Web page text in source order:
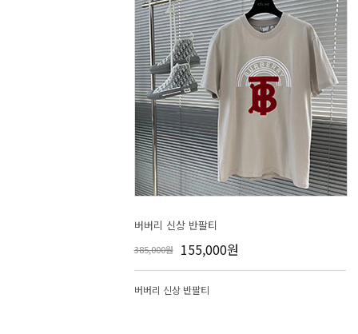
버버리 신상 반팔티
385,000원 155,000원
버버리 신상 반팔티